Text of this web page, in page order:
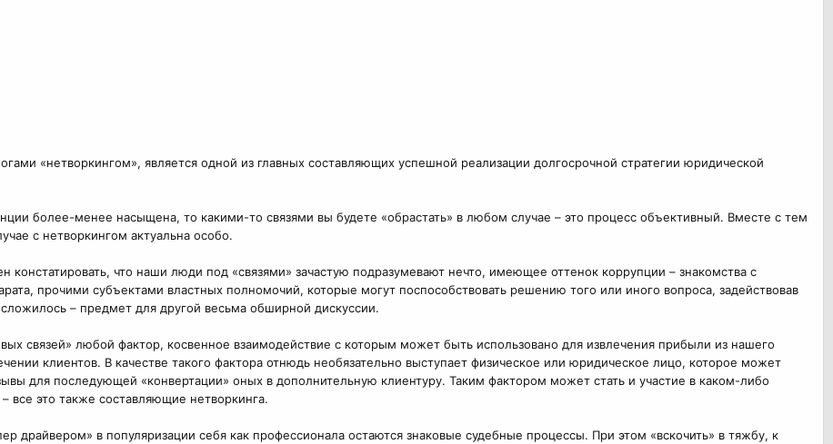
«нетворкингом», является одной из главных составляющих успешной реализации долгосрочной стратегии юридической
более-менее насыщена, то какими-то связями вы будете «обрастать» в любом случае – это процесс объективный. Вместе с тем
с нетворкингом актуальна особо.
что наши люди под «связями» зачастую подразумевают нечто, имеющее оттенок коррупции – знакомства с
прочими субъектами властных полномочий, которые могут поспособствовать решению того или иного вопроса, задействовав
– предмет для другой весьма обширной дискуссии.
связей» любой фактор, косвенное взаимодействие с которым может быть использовано для извлечения прибыли из нашего
клиентов. В качестве такого фактора отнюдь необязательно выступает физическое или юридическое лицо, которое может
для последующей «конвертации» оных в дополнительную клиентуру. Таким фактором может стать и участие в каком-либо
это также составляющие нетворкинга.
драйвером» в популяризации себя как профессионала остаются знаковые судебные процессы. При этом «вскочить» в тяжбу, к